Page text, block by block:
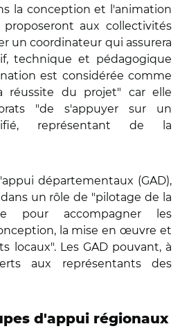
la conception et l'animation
aux collectivités
un coordinateur qui assurera
technique et pédagogique
est considérée comme
réussite du projet" car elle
"de s'appuyer sur un
représentant de la
départementaux (GAD),
un rôle de "pilotage de la
pour accompagner les
la mise en œuvre et
locaux". Les GAD pouvant, à
aux représentants des
d'appui régionaux